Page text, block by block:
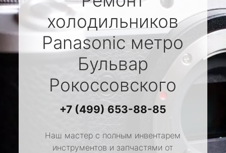
холодильников
Panasonicметро
Бульвар
Рокоссовского
+7 (499) 653-88-85
Наш мастер с полным инвентарем
инструментов и запчастями от